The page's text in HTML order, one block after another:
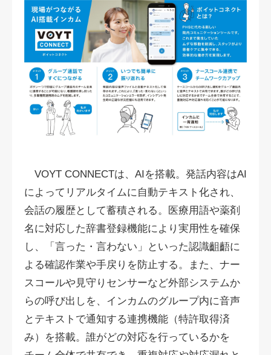
VOYT CONNECTは、AIを搭載。発話内容はAI
によってリアルタイムに自動テキスト化され、
会話の履歴として蓄積される。医療用語や薬剤
名に対応した辞書登録機能により実用性を確保
し、「言った・言わない」といった認識齟齬に
よる確認作業や手戻りを防止する。また、ナー
スコールや見守りセンサーなど外部システムか
らの呼び出しを、インカムのグループ内に音声
とテキストで通知する連携機能（特許取得済
み）を搭載。誰がどの対応を行っているかを